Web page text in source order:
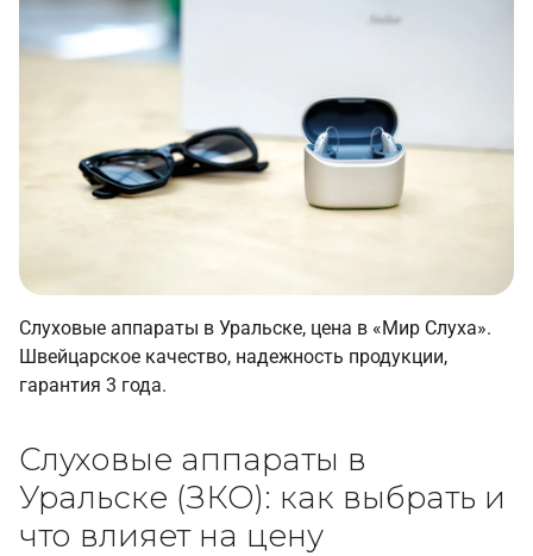
Слуховые аппараты в Уральске, цена в «Мир Слуха».
Швейцарское качество, надежность продукции,
гарантия 3 года.
Слуховые аппараты в
Уральске (ЗКО): как выбрать и
что влияет на цену